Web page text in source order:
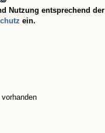
Nutzung entsprechend der
ein.